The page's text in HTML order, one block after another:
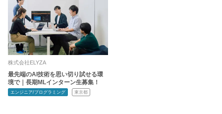
株式会社ELYZA
最先端のAI技術を思い切り試せる環
境で｜長期MLインターン生募集！
エンジニア/プログラミング 東京都